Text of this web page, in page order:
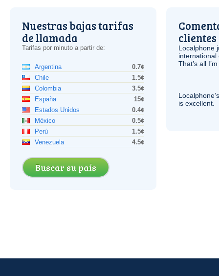
Nuestras bajas tarifas
de llamada
Tarifas por minuto a partir de:
Argentina
0.7¢
Chile
1.5¢
Colombia
3.5¢
España
15¢
Estados Unidos
0.4¢
México
0.5¢
Perú
1.5¢
Venezuela
4.5¢
Buscar su país
clientes
Localphone
international
That’s all
is excellent.